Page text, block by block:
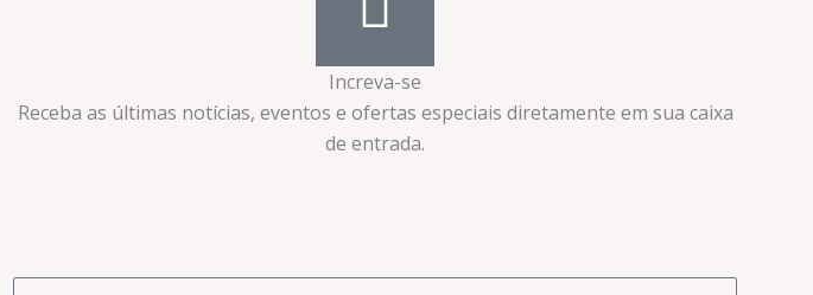
Increva-se
Receba as últimas notícias, eventos e ofertas especiais diretamente em sua caixa
de entrada.​